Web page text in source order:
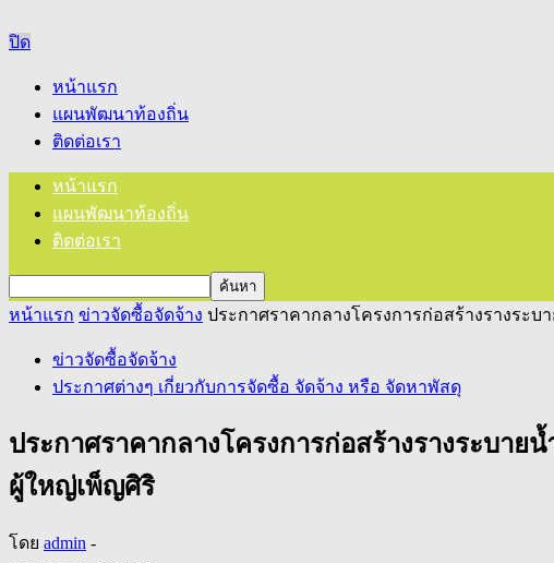
ปิด
หน้าแรก
แผนพัฒนาท้องถิ่น
ติดต่อเรา
หน้าแรก
แผนพัฒนาท้องถิ่น
ติดต่อเรา
หน้าแรก ข่าวจัดซื้อจัดจ้าง ประกาศราคากลางโครงการก่อสร้างรางระ
ข่าวจัดซื้อจัดจ้าง
ประกาศต่างๆ เกี่ยวกับการจัดซื้อ จัดจ้าง หรือ จัดหาพัสดุ
ประกาศราคากลางโครงการก่อสร้างรางระบา
ผู้ใหญ่เพ็ญศิริ
โดย admin -